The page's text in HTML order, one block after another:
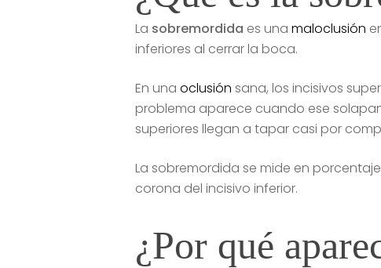
La sobremordida es unamaloclusión
inferiores al cerrar la boca.
En unaoclusión sana, los incisivos
problema aparece cuando ese
superiores llegan a tapar casi por
La sobremordida se mide en
corona del incisivo inferior.
¿Por qué